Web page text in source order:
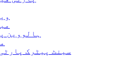
ہالووین
سینٹ پیٹرک